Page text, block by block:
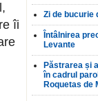
Zi de bucurie
Întâlnirea
Levante
Păstrarea și
în cadrul
Roquetas de
îi